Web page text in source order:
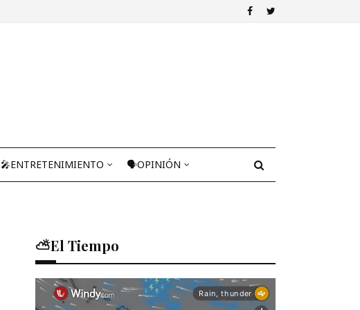
🎤ENTRETENIMIENTO 🗣OPINIÓN
⛅El Tiempo